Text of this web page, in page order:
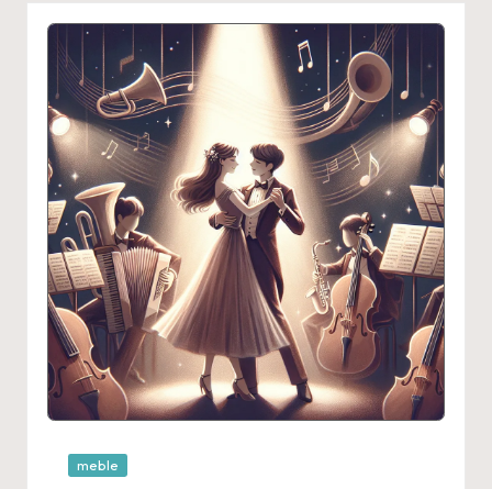
Posted
meble